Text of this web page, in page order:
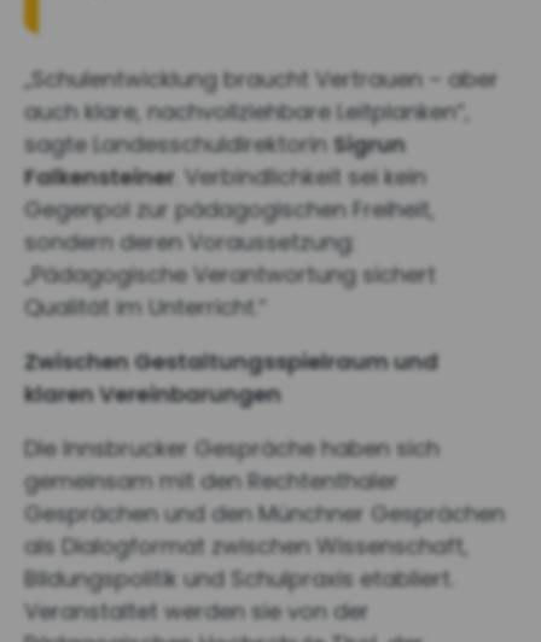
„Schulentwicklung braucht Vertrauen – aber
auch klare, nachvollziehbare Leitplanken“,
sagte Landesschuldirektorin Sigrun
Falkensteiner . Verbindlichkeit sei kein
Gegenpol zur pädagogischen Freiheit,
sondern deren Voraussetzung:
„Pädagogische Verantwortung sichert
Qualität im Unterricht.“
Zwischen Gestaltungsspielraum und
klarenVereinbarungen
Die Innsbrucker Gespräche haben sich
gemeinsam mit den Rechtenthaler
Gesprächen und den Münchner Gesprächen
als Dialogformat zwischen Wissenschaft,
Bildungspolitik und Schulpraxis etabliert.
Veranstaltet werden sie von der